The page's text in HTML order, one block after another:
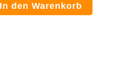
In den Warenkorb